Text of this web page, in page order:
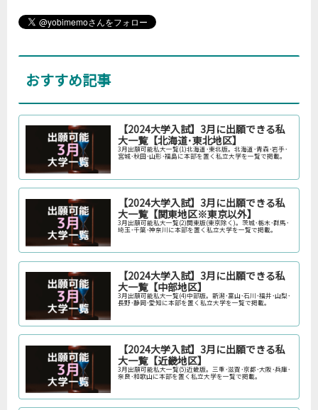
おすすめ記事
【2024大学入試】3月に出願できる私
大一覧【北海道･東北地区】
3月出願可能私大一覧(1)北海道･東北版。北海道･青森･岩手･
宮城･秋田･山形･福島に本部を置く私立大学を一覧で掲載。
【2024大学入試】3月に出願できる私
大一覧【関東地区※東京以外】
3月出願可能私大一覧(2)関東版(東京除く)。茨城･栃木･群馬･
埼玉･千葉･神奈川に本部を置く私立大学を一覧で掲載。
【2024大学入試】3月に出願できる私
大一覧【中部地区】
3月出願可能私大一覧(4)中部版。新潟･富山･石川･福井･山梨･
長野･静岡･愛知に本部を置く私立大学を一覧で掲載。
【2024大学入試】3月に出願できる私
大一覧【近畿地区】
3月出願可能私大一覧(5)近畿版。三重･滋賀･京都･大阪･兵庫･
奈良･和歌山に本部を置く私立大学を一覧で掲載。